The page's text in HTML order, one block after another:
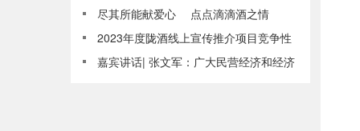
致辞
尽其所能献爱心 点点滴滴酒之情
2023年度陇酒线上宣传推介项目竞争性
磋商公告
嘉宾讲话| 张文军：广大民营经济和经济